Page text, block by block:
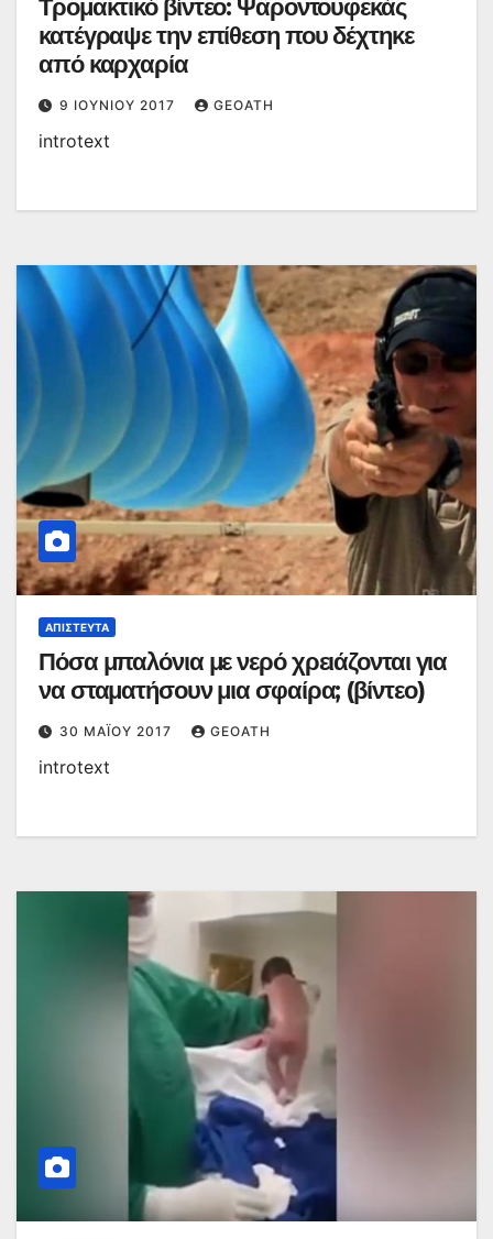
Τρομακτικό βίντεο: Ψαροντουφεκάς
κατέγραψε την επίθεση που δέχτηκε
από καρχαρία
9 ΙΟΥΝΊΟΥ 2017 GEOATH
introtext
ΑΠΊΣΤΕΥΤΑ
Πόσα μπαλόνια με νερό χρειάζονται για
να σταματήσουν μια σφαίρα; (βίντεο)
30 ΜΑΪ́ΟΥ 2017 GEOATH
introtext